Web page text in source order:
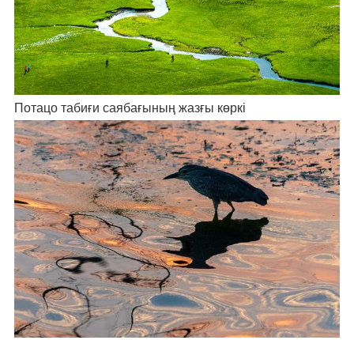
Потацо табиғи саябағының жазғы көркі